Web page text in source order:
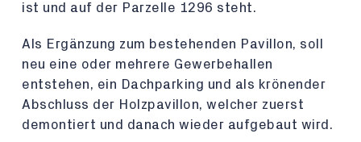
ist und auf der Parzelle 1296 steht.
Als Ergänzung zum bestehenden Pavillon, soll
neu eine oder mehrere Gewerbehallen
entstehen, ein Dachparking und als krönender
Abschluss der Holzpavillon, welcher zuerst
demontiert und danach wieder aufgebaut wird.